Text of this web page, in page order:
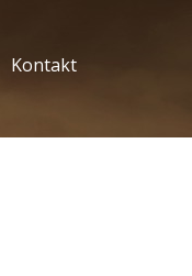
Kontakt